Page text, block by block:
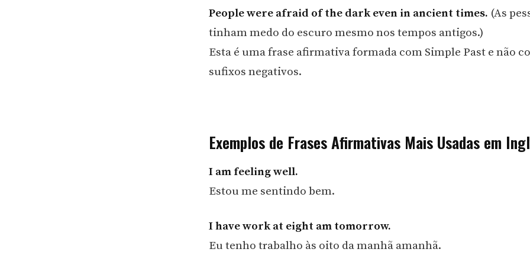
People were afraid of the dark even in ancient times. (As
tinham medo do escuro mesmo nos tempos antigos.)
Esta é uma frase afirmativa formada com Simple Past e não
sufixos negativos.
Exemplos de Frases Afirmativas Mais Usadas em
I am feeling well.
Estou me sentindo bem.
I have work at eight am tomorrow.
Eu tenho trabalho às oito da manhã amanhã.